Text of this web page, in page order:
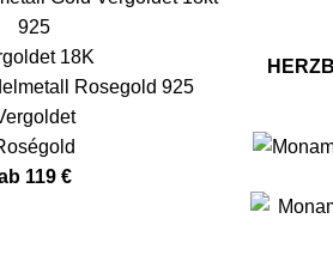
18K
119 €